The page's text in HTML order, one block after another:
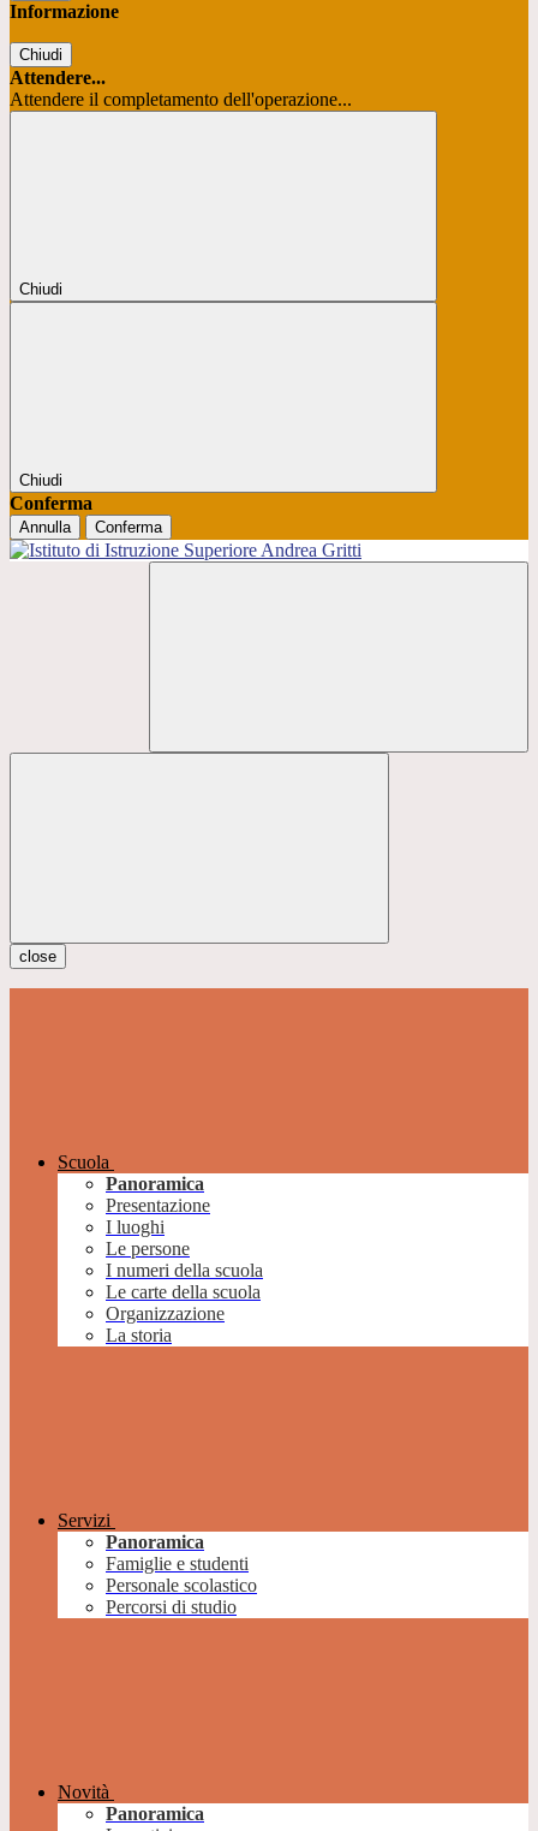
Informazione
Chiudi
Attendere...
Attendere il completamento dell'operazione...
Chiudi
Chiudi
Conferma
Annulla Conferma
close
Scuola
Panoramica
Presentazione
I luoghi
Le persone
I numeri della scuola
Le carte della scuola
Organizzazione
La storia
Servizi
Panoramica
Famiglie e studenti
Personale scolastico
Percorsi di studio
Novità
Panoramica